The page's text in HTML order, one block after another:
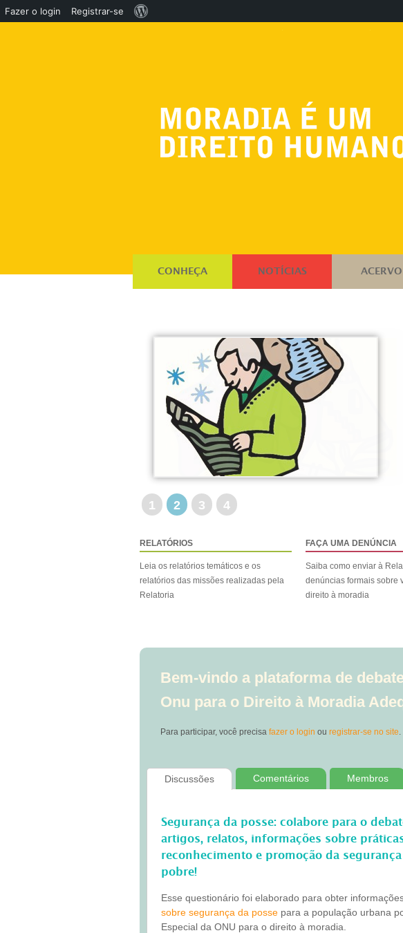
CONHEÇA NOTÍCIAS ACERVO
1 2 3 4
RELATÓRIOS
Leia os relatórios temáticos e os
relatórios das missões realizadas pela
Relatoria
FAÇA UMA DENÚNCIA
Saiba como enviar à
denúncias formais sobre
direito à moradia
Bem-vindo a plataforma de
Onu para o Direito à Moradia
Para participar, você precisa fazer o login ou registrar-se no site.
Discussões Comentários Membros
Segurança da posse: colabore para o
artigos, relatos, informações sobre
reconhecimento e promoção da
pobre!
Esse questionário foi elaborado para obter
sobre segurança da posse para a população urbana
Especial da ONU para o direito à moradia.
Fazer o login Registrar-se